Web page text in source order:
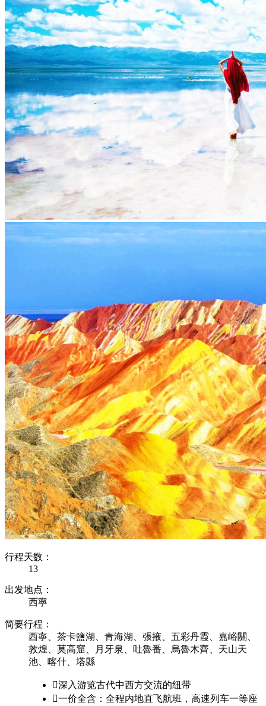
行程天数：
13
出发地点：
西寧
简要行程：
西寧、茶卡鹽湖、青海湖、張掖、五彩丹霞、嘉峪關、
敦煌、莫高窟、月牙泉、吐魯番、烏魯木齊、天山天
池、喀什、塔縣
深入游览古代中西方交流的纽带
一价全含：全程内地直飞航班，高速列车一等座